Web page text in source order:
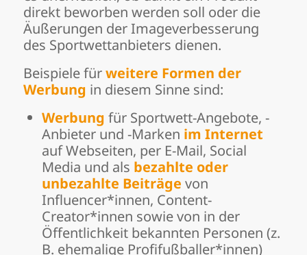
direkt beworben werden soll oder die
Äußerungen der Imageverbesserung
des Sportwettanbieters dienen.
Beispiele fürweitere Formen der
Werbung in diesem Sinne sind:
Werbung für Sportwett-Angebote, -
Anbieter und -Marken im Internet
auf Webseiten, per E-Mail, Social
Media und als bezahlte oder
unbezahlte Beiträge von
Influencer*innen, Content-
Creator*innen sowie von in der
Öffentlichkeit bekannten Personen (z.
B. ehemalige Profifußballer*innen)